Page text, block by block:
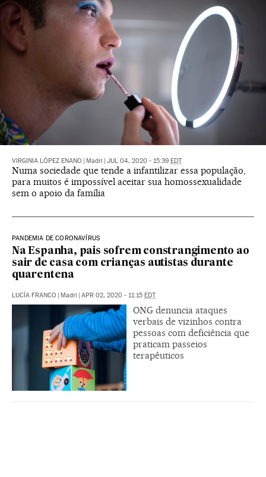
VIRGINIA LÓPEZ ENANO Madri JUL 04, 2020 - 15:39 EDT
Numa sociedade que tende a infantilizar essa população,
para muitos é impossível aceitar sua homossexualidade
sem o apoio da família
PANDEMIA DE CORONAVÍRUS
Na Espanha, pais sofrem constrangimento ao
sair de casa com crianças autistas durante
quarentena
LUCÍA FRANCO Madri APR 02, 2020 - 11:15 EDT
ONG denuncia ataques
verbais de vizinhos contra
pessoas com deficiência que
praticam passeios
terapêuticos